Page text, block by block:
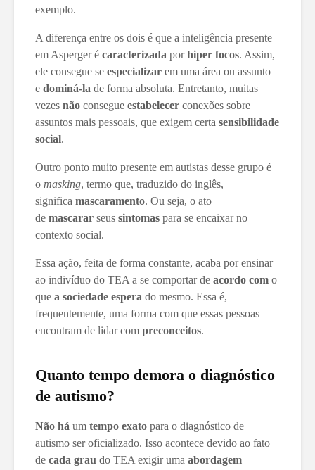
exemplo.
A diferença entre os dois é que a inteligência presente
em Asperger é caracterizada porhiper focos. Assim,
ele consegue se especializar em uma área ou assunto
e dominá-la de forma absoluta. Entretanto, muitas
vezes não consegue estabelecer conexões sobre
assuntos mais pessoais, que exigem certa sensibilidade
social.
Outro ponto muito presente em autistas desse grupo é
o masking, termo que, traduzido do inglês,
significa mascaramento. Ou seja, o ato
de mascarar seus sintomas para se encaixar no
contexto social.
Essa ação, feita de forma constante, acaba por ensinar
ao indivíduo do TEA a se comportar de acordo com o
que a sociedade espera do mesmo. Essa é,
frequentemente, uma forma com que essas pessoas
encontram de lidar com preconceitos.
Quanto tempo demora o diagnóstico
de autismo?
Não há um tempo exato para o diagnóstico de
autismo ser oficializado. Isso acontece devido ao fato
de cada grau do TEA exigir uma abordagem